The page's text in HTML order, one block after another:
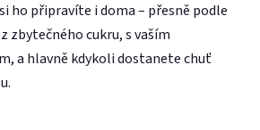
ho připravíte i doma – přesně podle
zbytečného cukru, s vaším
a hlavně kdykoli dostanete chuť